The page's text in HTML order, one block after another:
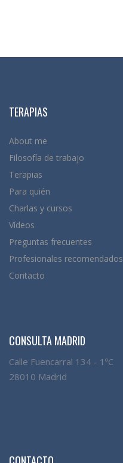
TERAPIAS
About me
Filosofía de trabajo
Terapias
Para quién
Charlas y cursos
Vídeos
Preguntas frecuentes
Profesionales recomendados
Contacto
CONSULTA MADRID
Calle Fuencarral 134 - 1ºC
28010 Madrid